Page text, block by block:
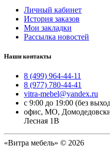
Личный кабинет
История заказов
Мои закладки
Рассылка новостей
Наши контакты
8 (499) 964-44-11
8 (977) 780-44-41
vitra-mebel@yandex.ru
с 9:00 до 19:00 (без
офис, МО,
Лесная 1В
«Витра мебель» © 2026